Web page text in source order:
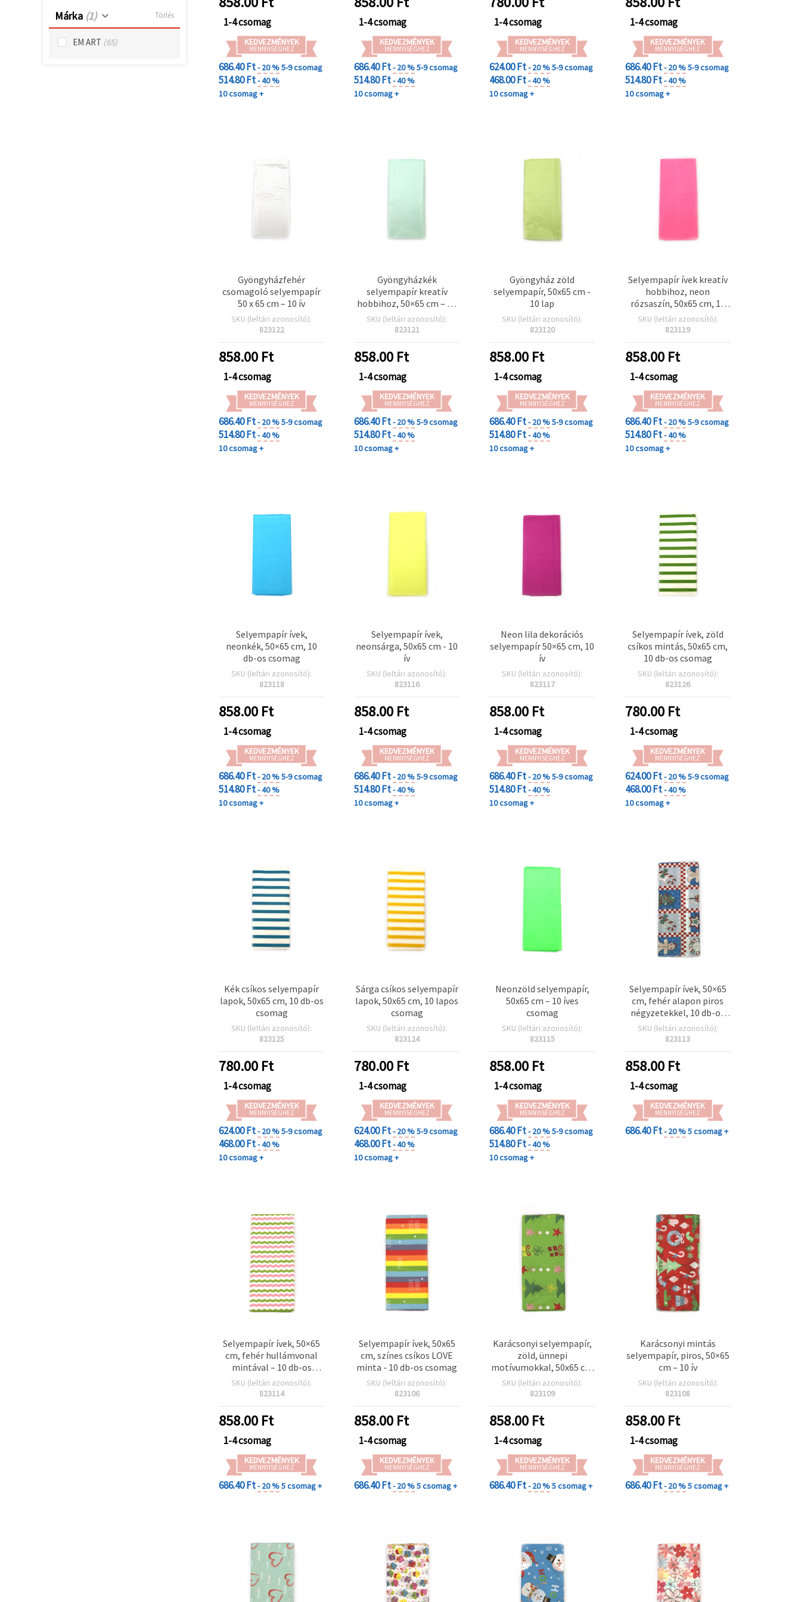
Márka (1) Törlés
EM ART (65)
1-4 csomag
KEDVEZMÉNYEK
MENNYISÉGHEZ
686.40 Ft- 20 %5-9 csomag
514.80 Ft- 40 %
10 csomag +
1-4 csomag
KEDVEZMÉNYEK
MENNYISÉGHEZ
686.40 Ft- 20 %5-9 csomag
514.80 Ft- 40 %
10 csomag +
1-4 csomag
KEDVEZMÉNYEK
MENNYISÉGHEZ
624.00 Ft- 20 %5-9 csomag
468.00 Ft- 40 %
10 csomag +
1-4 csomag
KEDVEZMÉNYEK
MENNYISÉGHEZ
686.40 Ft- 20 %5-9 csomag
514.80 Ft- 40 %
10 csomag +
Gyöngyházfehér
csomagoló selyempapír
50 x 65 cm – 10 ív
SKU (leltári azonosító):
823122
858.00 Ft
1-4 csomag
KEDVEZMÉNYEK
MENNYISÉGHEZ
686.40 Ft- 20 %5-9 csomag
514.80 Ft- 40 %
10 csomag +
Gyöngyházkék
selyempapír kreatív
hobbihoz, 50×65 cm – 10
lapos csomag
SKU (leltári azonosító):
823121
858.00 Ft
1-4 csomag
KEDVEZMÉNYEK
MENNYISÉGHEZ
686.40 Ft- 20 %5-9 csomag
514.80 Ft- 40 %
10 csomag +
Gyöngyház zöld
selyempapír, 50x65 cm -
10 lap
SKU (leltári azonosító):
823120
858.00 Ft
1-4 csomag
KEDVEZMÉNYEK
MENNYISÉGHEZ
686.40 Ft- 20 %5-9 csomag
514.80 Ft- 40 %
10 csomag +
Selyempapír ívek kreatív
hobbihoz, neon
rózsaszín, 50x65 cm, 10
íves csomag
SKU (leltári azonosító):
823119
858.00Ft
1-4 csomag
KEDVEZMÉNYEK
MENNYISÉGHEZ
686.40 Ft- 20 %5-9 csomag
514.80 Ft- 40 %
10 csomag +
Selyempapír ívek,
neonkék, 50×65 cm, 10
db-os csomag
SKU (leltári azonosító):
823118
858.00 Ft
1-4 csomag
KEDVEZMÉNYEK
MENNYISÉGHEZ
686.40 Ft- 20 %5-9 csomag
514.80 Ft- 40 %
10 csomag +
Selyempapír ívek,
neonsárga, 50x65 cm - 10
ív
SKU (leltári azonosító):
823116
858.00 Ft
1-4 csomag
KEDVEZMÉNYEK
MENNYISÉGHEZ
686.40 Ft- 20 %5-9 csomag
514.80 Ft- 40 %
10 csomag +
Neon lila dekorációs
selyempapír 50×65 cm, 10
ív
SKU (leltári azonosító):
823117
858.00 Ft
1-4 csomag
KEDVEZMÉNYEK
MENNYISÉGHEZ
686.40 Ft- 20 %5-9 csomag
514.80 Ft- 40 %
10 csomag +
Selyempapír ívek, zöld
csíkos mintás, 50x65 cm,
10 db-os csomag
SKU (leltári azonosító):
823126
780.00Ft
1-4 csomag
KEDVEZMÉNYEK
MENNYISÉGHEZ
624.00 Ft- 20 %5-9 csomag
468.00 Ft- 40 %
10 csomag +
Kék csíkos selyempapír
lapok, 50x65 cm, 10 db-os
csomag
SKU (leltári azonosító):
823125
780.00 Ft
1-4 csomag
KEDVEZMÉNYEK
MENNYISÉGHEZ
624.00 Ft- 20 %5-9 csomag
468.00 Ft- 40 %
10 csomag +
Sárga csíkos selyempapír
lapok, 50x65 cm, 10 lapos
csomag
SKU (leltári azonosító):
823124
780.00 Ft
1-4 csomag
KEDVEZMÉNYEK
MENNYISÉGHEZ
624.00 Ft- 20 %5-9 csomag
468.00 Ft- 40 %
10 csomag +
Neonzöld selyempapír,
50x65 cm – 10 íves
csomag
SKU (leltári azonosító):
823115
858.00 Ft
1-4 csomag
KEDVEZMÉNYEK
MENNYISÉGHEZ
686.40 Ft- 20 %5-9 csomag
514.80 Ft- 40 %
10 csomag +
Selyempapír ívek, 50×65
cm, fehér alapon piros
négyzetekkel, 10 db-os
csomag
SKU (leltári azonosító):
823113
858.00Ft
1-4 csomag
KEDVEZMÉNYEK
MENNYISÉGHEZ
686.40 Ft- 20 %5 csomag +
Selyempapír ívek, 50×65
cm, fehér hullámvonal
mintával – 10 db-os
csomag
SKU (leltári azonosító):
823114
858.00 Ft
1-4 csomag
KEDVEZMÉNYEK
MENNYISÉGHEZ
686.40 Ft- 20 %5 csomag +
Selyempapír ívek, 50x65
cm, színes csíkos LOVE
minta - 10 db-os csomag
SKU (leltári azonosító):
823106
858.00 Ft
1-4 csomag
KEDVEZMÉNYEK
MENNYISÉGHEZ
686.40 Ft- 20 %5 csomag +
Karácsonyi selyempapír,
zöld, ünnepi
motívumokkal, 50x65 cm
– 10 ív
SKU (leltári azonosító):
823109
858.00 Ft
1-4 csomag
KEDVEZMÉNYEK
MENNYISÉGHEZ
686.40 Ft- 20 %5 csomag +
Karácsonyi mintás
selyempapír, piros, 50×65
cm – 10 ív
SKU (leltári azonosító):
823108
858.00Ft
1-4 csomag
KEDVEZMÉNYEK
MENNYISÉGHEZ
686.40 Ft- 20 %5 csomag +